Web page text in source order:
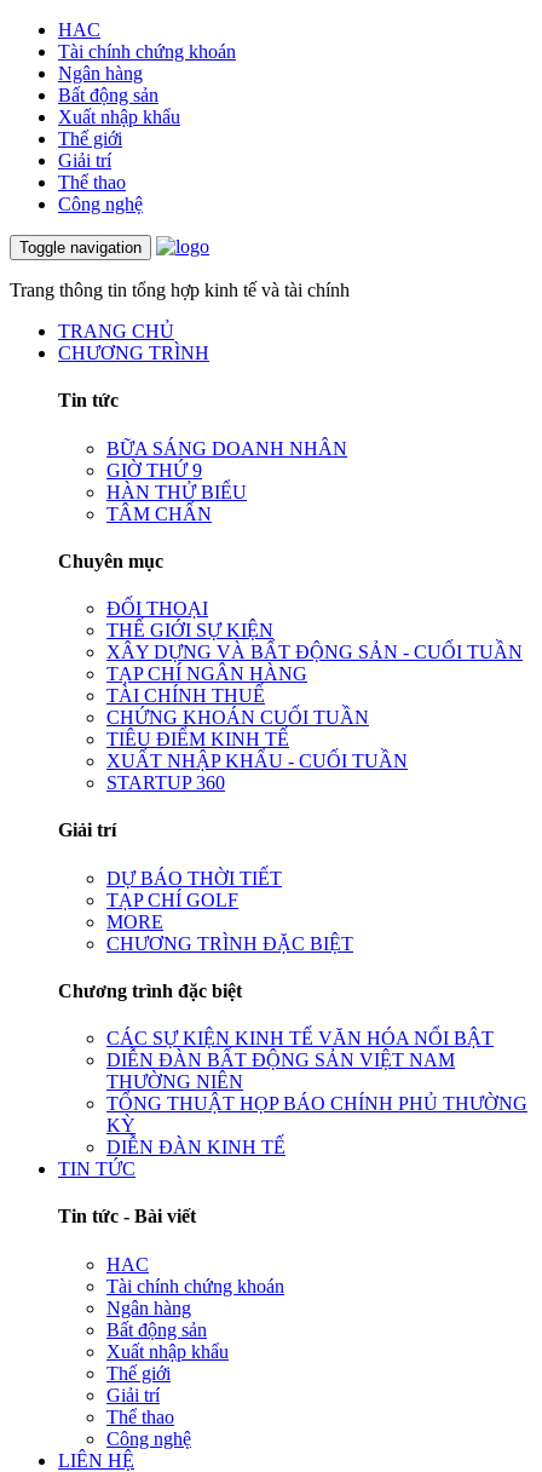
HAC
Tài chính chứng khoán
Ngân hàng
Bất động sản
Xuất nhập khẩu
Thế giới
Giải trí
Thể thao
Công nghệ
Toggle navigation
Trang thông tin tổng hợp kinh tế và tài chính
TRANG CHỦ
CHƯƠNG TRÌNH
Tin tức
BỮA SÁNG DOANH NHÂN
GIỜ THỨ 9
HÀN THỬ BIỂU
TÂM CHẤN
Chuyên mục
ĐỐI THOẠI
THẾ GIỚI SỰ KIỆN
XÂY DỰNG VÀ BẤT ĐỘNG SẢN - CUỐI TUẦN
TẠP CHÍ NGÂN HÀNG
TÀI CHÍNH THUẾ
CHỨNG KHOÁN CUỐI TUẦN
TIÊU ĐIỂM KINH TẾ
XUẤT NHẬP KHẨU - CUỐI TUẦN
STARTUP 360
Giải trí
DỰ BÁO THỜI TIẾT
TẠP CHÍ GOLF
MORE
CHƯƠNG TRÌNH ĐẶC BIỆT
Chương trình đặc biệt
CÁC SỰ KIỆN KINH TẾ VĂN HÓA NỔI BẬT
DIỄN ĐÀN BẤT ĐỘNG SẢN VIỆT NAM
THƯỜNG NIÊN
TỔNG THUẬT HỌP BÁO CHÍNH PHỦ THƯỜNG
KỲ
DIỄN ĐÀN KINH TẾ
TIN TỨC
Tin tức - Bài viết
HAC
Tài chính chứng khoán
Ngân hàng
Bất động sản
Xuất nhập khẩu
Thế giới
Giải trí
Thể thao
Công nghệ
LIÊN HỆ